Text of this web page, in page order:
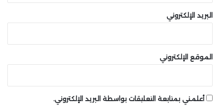
البريد الإلكتروني
الموقع الإلكتروني
أعلمني بمتابعة التعليقات بواسطة البريد الإلكتروني.